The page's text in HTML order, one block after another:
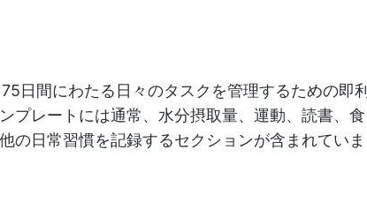
日間にわたる日々のタスクを管理するための即利
プレートには通常、水分摂取量、運動、読書、食
の日常習慣を記録するセクションが含まれていま